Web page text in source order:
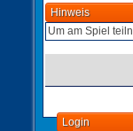
Hinweis
Um am Spiel
Login